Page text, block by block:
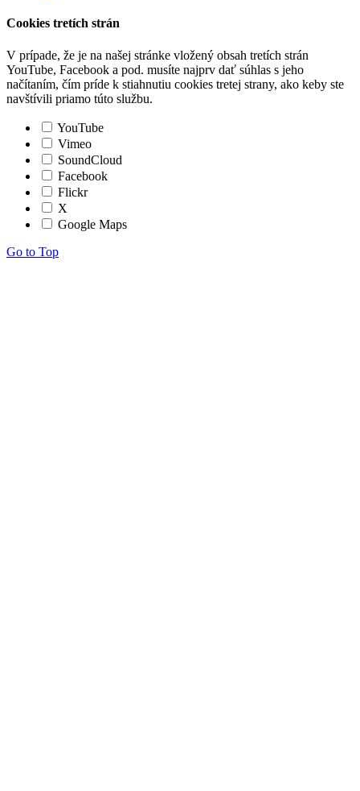
Cookies tretích strán
V prípade, že je na našej stránke vložený obsah tretích strán
YouTube, Facebook a pod. musíte najprv dať súhlas s jeho
načítaním, čím príde k stiahnutiu cookies tretej strany, ako keby ste
navštívili priamo túto službu.
YouTube
Vimeo
SoundCloud
Facebook
Flickr
X
Google Maps
Go to Top